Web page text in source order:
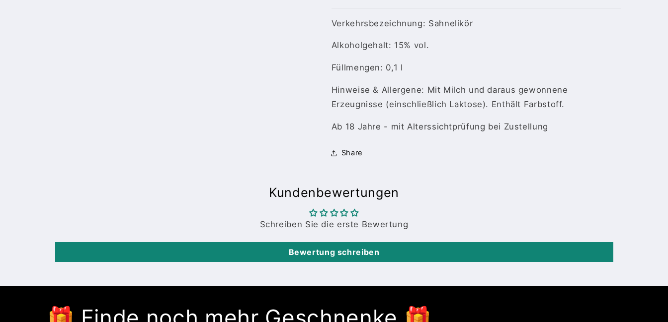
Verkehrsbezeichnung: Sahnelikör
Alkoholgehalt: 15% vol.
Füllmengen: 0,1 l
Hinweise & Allergene: Mit Milch und daraus gewonnene
Erzeugnisse (einschließlich Laktose). Enthält Farbstoff.
Ab 18 Jahre - mit Alterssichtprüfung bei Zustellung
Share
Kundenbewertungen
Schreiben Sie die erste Bewertung
Bewertung schreiben